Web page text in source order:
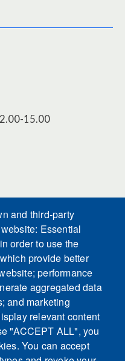
15.00
because Embeds
accepted.
cookies
and third-party
Essential
order to use the
provide better
performance
aggregated data
and marketing
relevant content
"ACCEPT ALL", you
You can accept